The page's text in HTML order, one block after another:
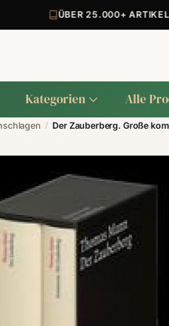
ÜBER 25.000+ ARTIKEL
Kategorien Alle
/ Der Zauberberg. Große